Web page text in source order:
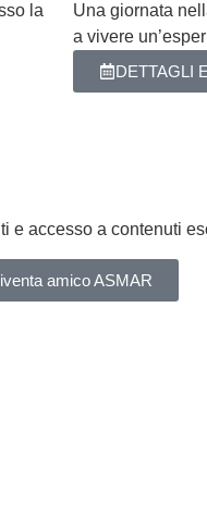
la
Una giornata
a vivere
DETTAGLI
e accesso a contenuti
amico ASMAR